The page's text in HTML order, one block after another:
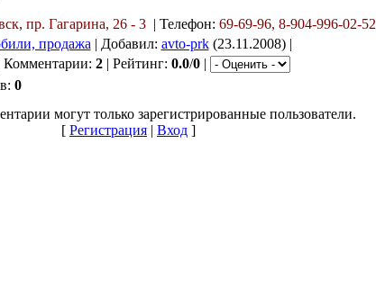
пр. Гагарина, 26 - 3 | Телефон: 69-69-96, 8-904-996-02-52
продажа | Добавил: avto-prk(23.11.2008) |
2| Рейтинг: 0.0/0|
0
могут только зарегистрированные пользователи.
[ Регистрация | Вход ]